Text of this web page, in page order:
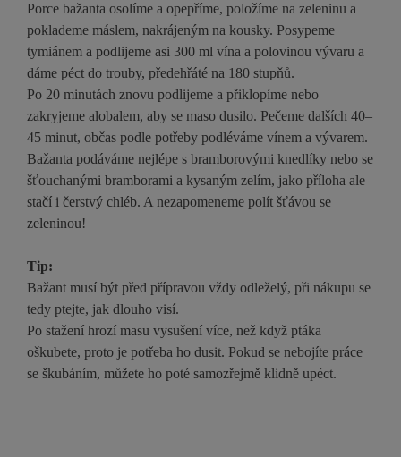
Porce bažanta osolíme a opepříme, položíme na zeleninu a
poklademe máslem, nakrájeným na kousky. Posypeme
tymiánem a podlijeme asi 300 ml vína a polovinou vývaru a
dáme péct do trouby, předehřáté na 180 stupňů.
Po 20 minutách znovu podlijeme a přiklopíme nebo
zakryjeme alobalem, aby se maso dusilo. Pečeme dalších 40–
45 minut, občas podle potřeby podléváme vínem a vývarem.
Bažanta podáváme nejlépe s bramborovými knedlíky nebo se
šťouchanými bramborami a kysaným zelím, jako příloha ale
stačí i čerstvý chléb. A nezapomeneme polít šťávou se
zeleninou!
Tip:
Bažant musí být před přípravou vždy odleželý, při nákupu se
tedy ptejte, jak dlouho visí.
Po stažení hrozí masu vysušení více, než když ptáka
oškubete, proto je potřeba ho dusit. Pokud se nebojíte práce
se škubáním, můžete ho poté samozřejmě klidně upéct.